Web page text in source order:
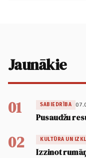
Jaunākie
01 SABIEDRĪBA
Pusaudžu
02 KULTŪRA UN
Izzinot